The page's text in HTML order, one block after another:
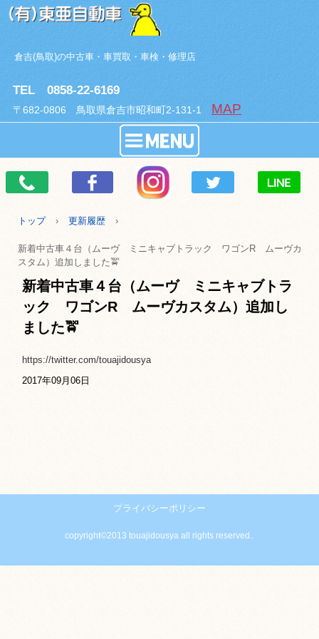
倉吉(鳥取)の中古車・車買取・車検・修理店
TEL 0858-22-6169
〒682-0806 鳥取県倉吉市昭和町2-131-1 MAP
トップ › 更新履歴 ›
新着中古車４台（ムーヴ ミニキャブトラック ワゴンR ムーヴカ
スタム）追加しました🚖
新着中古車４台（ムーヴ ミニキャブトラ
ック ワゴンR ムーヴカスタム）追加し
ました🚖
https://twitter.com/touajidousya
2017年09月06日
プライバシーポリシー
copyright©2013 touajidousya all rights reserved..